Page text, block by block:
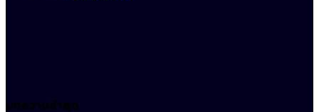
บทความล่าสุด